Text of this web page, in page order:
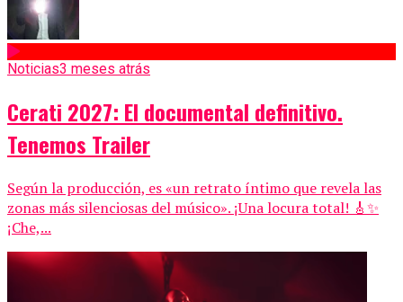
Noticias3 meses atrás
Cerati 2027: El documental definitivo.
Tenemos Trailer
Según la producción, es «un retrato íntimo que revela las
zonas más silenciosas del músico». ¡Una locura total! 🎸✨
¡Che,...